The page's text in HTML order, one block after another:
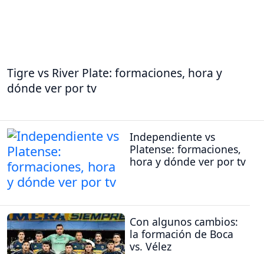
Tigre vs River Plate: formaciones, hora y
dónde ver por tv
Independiente vs
Platense: formaciones,
hora y dónde ver por tv
Con algunos cambios:
la formación de Boca
vs. Vélez